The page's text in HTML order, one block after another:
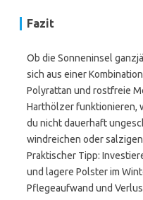
Fazit
Ob die Sonneninsel
sich aus einer
Polyrattan und rostfreie
Harthölzer funktionieren,
du nicht dauerhaft
windreichen oder
Praktischer Tipp:
und lagere Polster im
Pflegeaufwand und